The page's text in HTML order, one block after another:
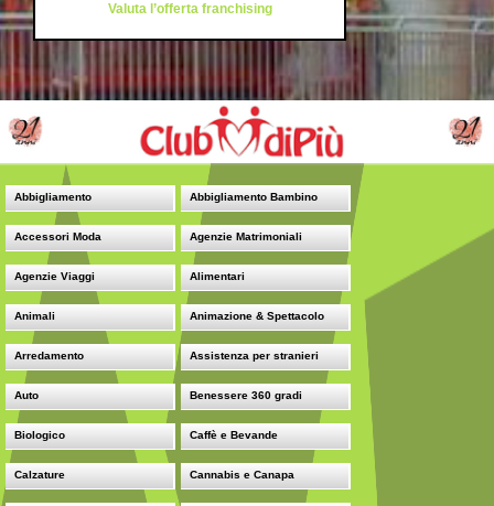
Valuta l’offerta franchising
Abbigliamento Abbigliamento Bambino
Accessori Moda Agenzie Matrimoniali
Agenzie Viaggi Alimentari
Animali Animazione & Spettacolo
Arredamento Assistenza per stranieri
Auto Benessere 360 gradi
Biologico Caffè e Bevande
Calzature Cannabis e Canapa